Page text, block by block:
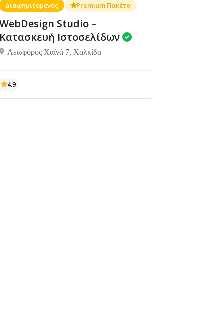
ακόμα
Φαγητό,
Ψητοπωλεία
Μετοχιάτης
Μεσσαπίων 14
Δεν υπάρχουν ακόμα
Διαφημιζόμενος Premium Πακέτο
WebDesign Studio –
Κατασκευή Ιστοσελίδων
Λεωφόρος Χαϊνά 7, Χαλκίδα